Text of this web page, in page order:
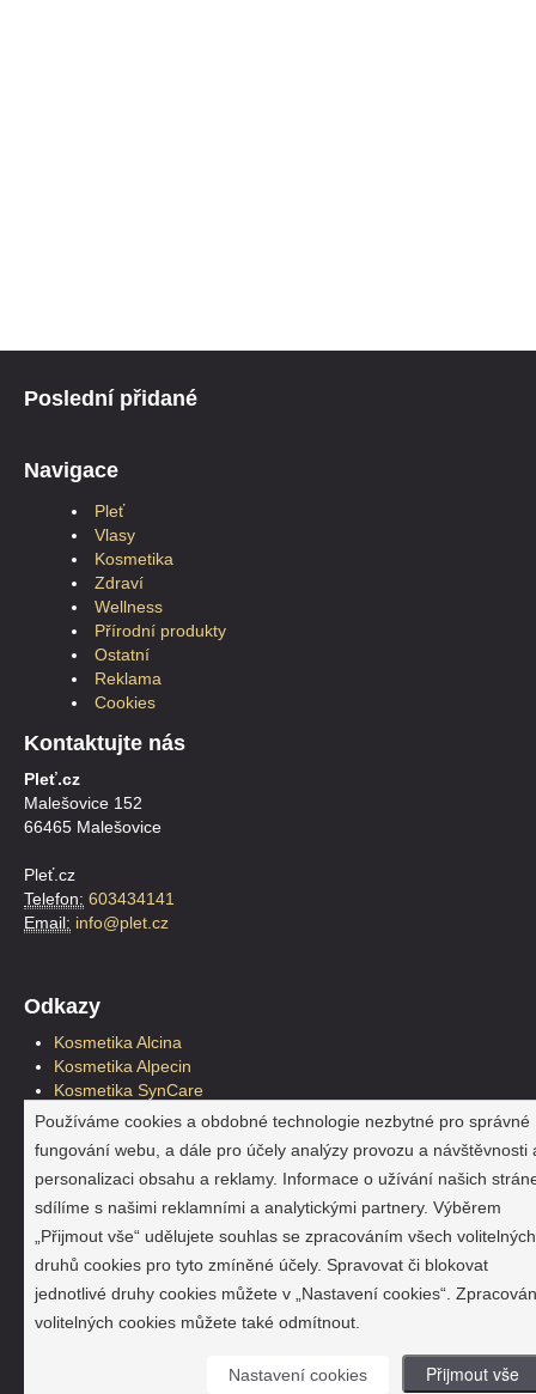
Poslední přidané
Navigace
Pleť
Vlasy
Kosmetika
Zdraví
Wellness
Přírodní produkty
Ostatní
Reklama
Cookies
Kontaktujte nás
Pleť.cz
Malešovice 152
66465 Malešovice
Pleť.cz
Telefon: 603434141
Email: info@plet.cz
Odkazy
Kosmetika Alcina
Kosmetika Alpecin
Kosmetika SynCare
Kosmetika Plantur39
Pleťová kosmetika
Reklama a marketing
Hračky a doplňky
Jahho.cz
SynCare
SynCare na Slovensku
Alcina na Slovensku
Copyright © 2013Pleť.cz,Reklama
Používáme cookies a obdobné technologie nezbytné pro správné
fungování webu, a dále pro účely analýzy provozu a návštěvnosti
personalizaci obsahu a reklamy. Informace o užívání našich
sdílíme s našimi reklamními a analytickými partnery. Výběrem
„Přijmout vše“ udělujete souhlas se zpracováním všech volitelných
druhů cookies pro tyto zmíněné účely. Spravovat či blokovat
jednotlivé druhy cookies můžete v „Nastavení cookies“.
volitelných cookies můžete také odmítnout.
Přijmout vše
Nastavení cookies